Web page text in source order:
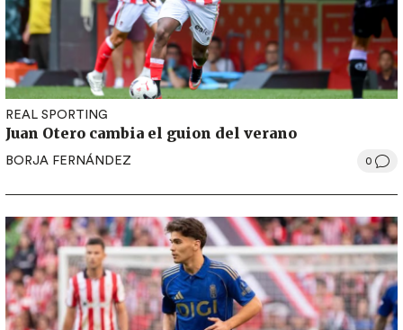
REAL SPORTING
Juan Otero cambia el guion del verano
BORJA FERNÁNDEZ 0